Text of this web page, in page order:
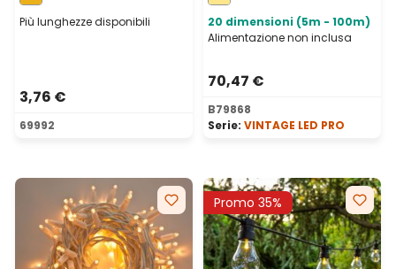
Più lunghezze disponibili
3,76 €
69992
20 dimensioni (5m - 100m)
Alimentazione non inclusa
70,47 €
B79868
Serie: VINTAGE LED PRO
Promo 35%